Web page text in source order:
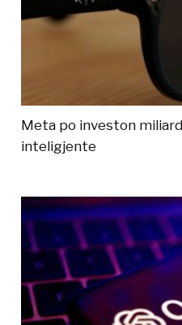
Meta po investon
inteligjente